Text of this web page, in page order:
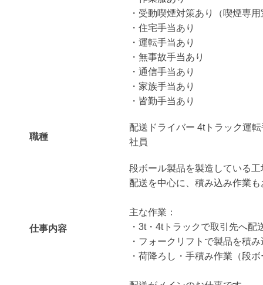
・受動喫煙対策あり（喫煙専
・住宅手当あり
・運転手当あり
・無事故手当あり
・通信手当あり
・家族手当あり
・皆勤手当あり
職種
配送ドライバー 4tトラック運
社員
仕事内容
段ボール製品を製造している
配送を中心に、積み込み作業
主な作業：
・3t・4tトラックで取引先へ配
・フォークリフトで製品を積
・荷降ろし・手積み作業（段